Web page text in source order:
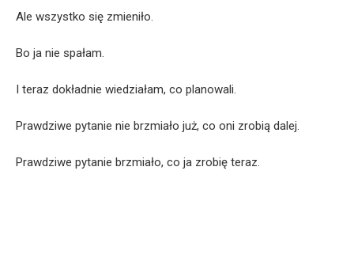
Ale wszystko się zmieniło.
Bo ja nie spałam.
I teraz dokładnie wiedziałam, co planowali.
Prawdziwe pytanie nie brzmiało już, co oni zrobią dalej.
Prawdziwe pytanie brzmiało, co ja zrobię teraz.